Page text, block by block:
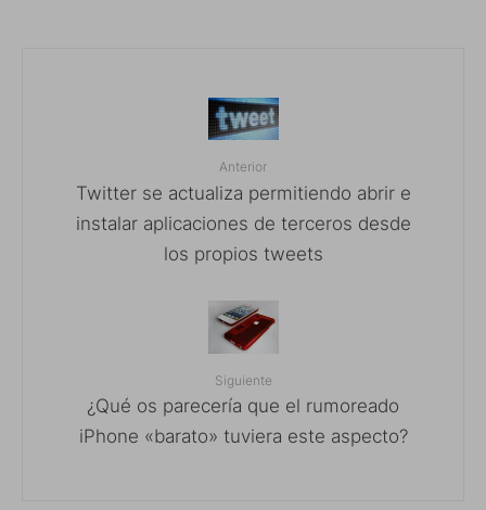
Anterior
Twitter se actualiza permitiendo abrir e
instalar aplicaciones de terceros desde
los propios tweets
Siguiente
¿Qué os parecería que el rumoreado
iPhone «barato» tuviera este aspecto?